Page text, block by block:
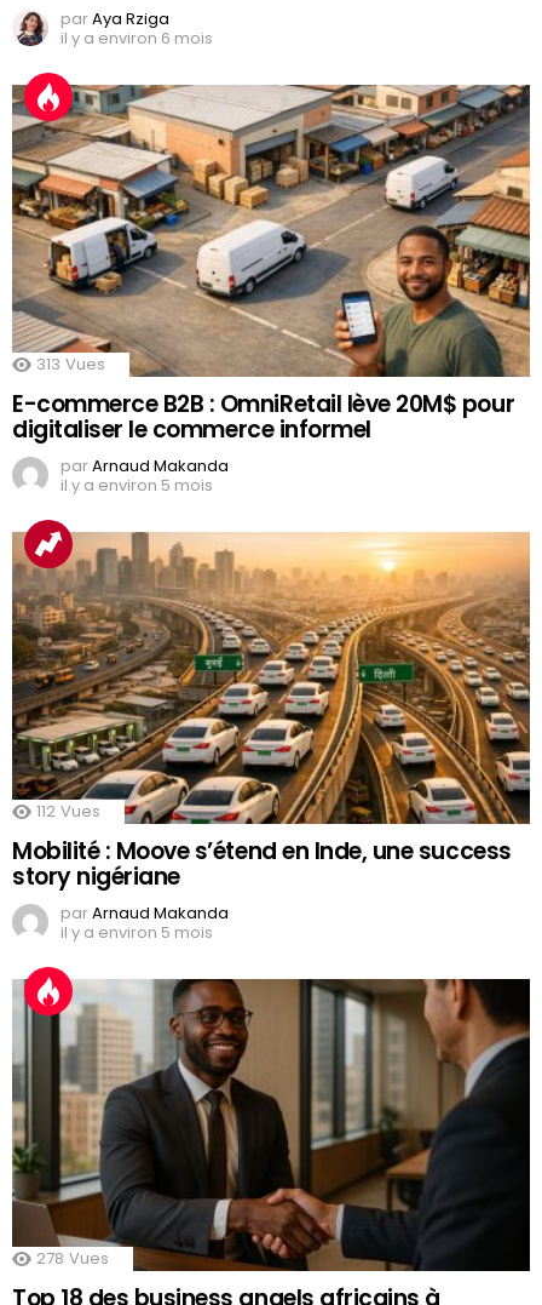
parAya Rziga
il y a environ 6 mois
313 Vues
E-commerce B2B : OmniRetail lève 20M$ pour
digitaliser le commerce informel
parArnaud Makanda
il y a environ 5 mois
112 Vues
Mobilité : Moove s’étend en Inde, une success
story nigériane
parArnaud Makanda
il y a environ 5 mois
278 Vues
Top 18 des business angels africains à